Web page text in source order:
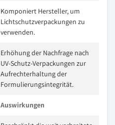
Komponiert Hersteller, um
Lichtschutzverpackungen zu
verwenden.
Erhöhung der Nachfrage nach
UV-Schutz-Verpackungen zur
Aufrechterhaltung der
Formulierungsintegrität.
Auswirkungen